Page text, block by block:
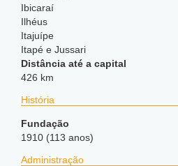
Ibicaraí
Ilhéus
Itajuípe
Itapé e Jussari
Distância até a capital
426 km
História
Fundação
1910 (113 anos)
Administração